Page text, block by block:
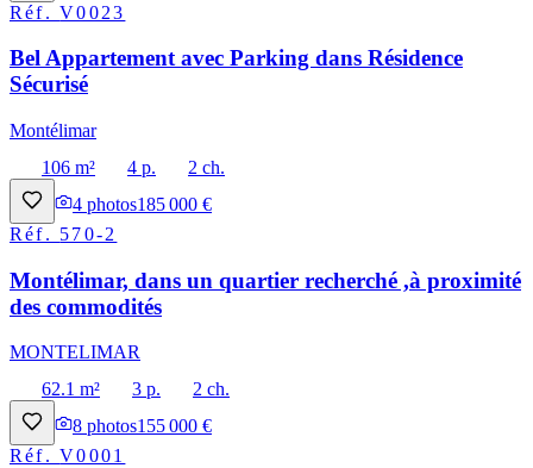
Réf.V0023
Bel Appartement avec Parking dans Résidence
Sécurisé
Montélimar
106 m²
4 p.
2 ch.
4 photos185 000 €
Réf. 570-2
Montélimar, dans un quartier recherché ,à proximité
des commodités
MONTELIMAR
62.1 m²
3 p.
2 ch.
8 photos155 000 €
Réf.V0001